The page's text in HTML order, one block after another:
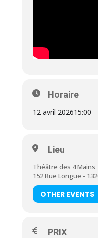
Horaire
12 avril 202615:00
Lieu
Théâtre des 4 Mains
152 Rue Longue -
OTHER EVENTS
PRIX